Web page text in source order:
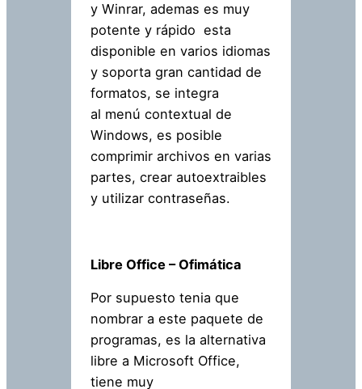
y Winrar, ademas es muy
potente y rápido esta
disponible en varios idiomas
y soporta gran cantidad de
formatos, se integra
al menú contextual de
Windows, es posible
comprimir archivos en varias
partes, crear autoextraibles
y utilizar contraseñas.
Libre Office – Ofimática
Por supuesto tenia que
nombrar a este paquete de
programas, es la alternativa
libre a Microsoft Office,
tiene muy